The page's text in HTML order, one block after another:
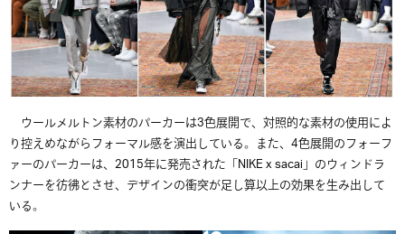
ウールメルトン素材のパーカーは3色展開で、対照的な素材の使用によ
り控えめながらフォーマル感を演出している。また、4色展開のフォーフ
ァーのパーカーは、2015年に発売された「NIKE x sacai」のウィンドラ
ンナーを彷彿とさせ、デザインの衝突が足し算以上の効果を生み出して
いる。